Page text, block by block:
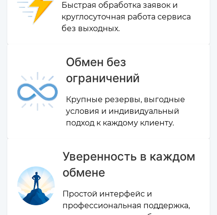
Быстрая обработка заявок и
круглосуточная работа сервиса
без выходных.
Обмен без
ограничений
Крупные резервы, выгодные
условия и индивидуальный
подход к каждому клиенту.
Уверенность в каждом
обмене
Простой интерфейс и
профессиональная поддержка,